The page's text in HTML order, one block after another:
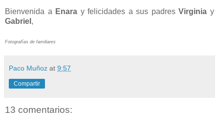
Bienvenida a Enara y felicidades a sus padresVirginia y
Gabriel ,
Fotografías de familiares
Paco Muñoz at 9:57
Compartir
13 comentarios: